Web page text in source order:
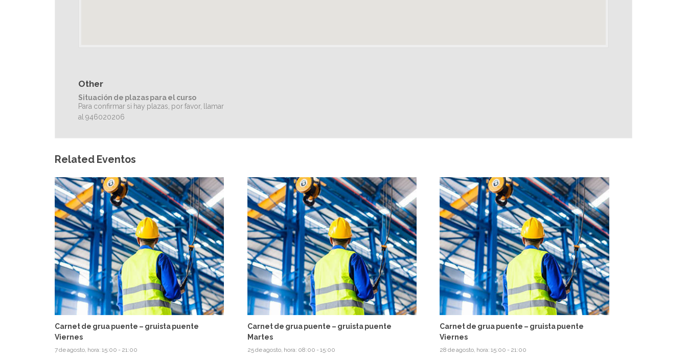
Other
Situación de plazas para el curso
Para confirmar si hay plazas, por favor, llamar
al 946020206
Related Eventos
Carnet de grua puente – gruista puente
Viernes
7 de agosto, hora: 15:00 - 21:00
Carnet de grua puente – gruista puente
Martes
25 de agosto, hora: 08:00 -15:00
Carnet de grua puente – gruista puente
Viernes
28 de agosto, hora: 15:00 - 21:00